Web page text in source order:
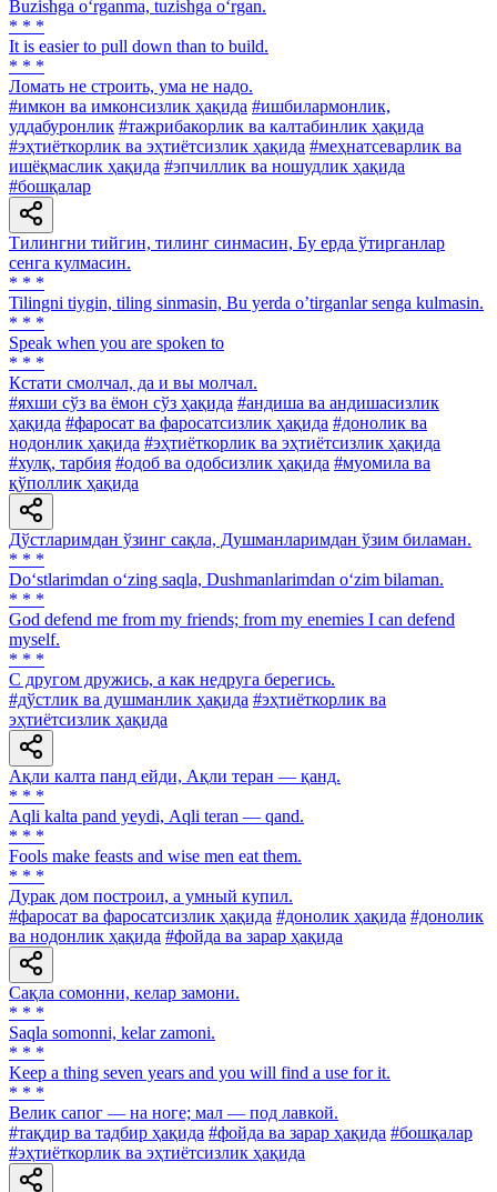
Buzishga o‘rganma, tuzishga o‘rgan.
* * *
It is easier to pull down than to build.
* * *
Ломать не строить, ума не надо.
#имкон ва имконсизлик ҳақида #ишбилармонлик,
уддабуронлик #тажрибакорлик ва калтабинлик ҳақида
#эҳтиёткорлик ва эҳтиётсизлик ҳақида #меҳнатсеварлик ва
ишёқмаслик ҳақида #эпчиллик ва ношудлик ҳақида
#бошқалар
Тилингни тийгин, тилинг синмасин, Бу ерда ўтирганлар
сенга кулмасин.
* * *
Tilingni tiygin, tiling sinmasin, Bu yerda oʼtirganlar senga kulmasin.
* * *
Speak when you are spoken to
* * *
Кстати смолчал, да и вы молчал.
#яхши сўз ва ёмон сўз ҳақида #андиша ва андишасизлик
ҳақида #фаросат ва фаросатсизлик ҳақида #донолик ва
нодонлик ҳақида #эҳтиёткорлик ва эҳтиётсизлик ҳақида
#хулқ, тарбия #одоб ва одобсизлик ҳақида #муомила ва
қўполлик ҳақида
Дўстларимдан ўзинг сақла, Душманларимдан ўзим биламан.
* * *
Do‘stlarimdan o‘zing saqla, Dushmanlarimdan o‘zim bilaman.
* * *
God defend me from my friends; from my enemies I can defend
myself.
* * *
С другом дружись, а как недруга берегись.
#дўстлик ва душманлик ҳақида #эҳтиёткорлик ва
эҳтиётсизлик ҳақида
Ақли калта панд ейди, Ақли теран — қанд.
* * *
Аqli kalta pand yeydi, Аqli teran — qand.
* * *
Fools make feasts and wise men eat them.
* * *
Дурак дом построил, а умный купил.
#фаросат ва фаросатсизлик ҳақида #донолик ҳақида #донолик
ва нодонлик ҳақида #фойда ва зарар ҳақида
Сақла сомонни, келар замони.
* * *
Saqla somonni, kelar zamoni.
* * *
Keep a thing seven years and you will find a use for it.
* * *
Велик сапог — на ноге; мал — под лавкой.
#тақдир ва тадбир ҳақида #фойда ва зарар ҳақида #бошқалар
#эҳтиёткорлик ва эҳтиётсизлик ҳақида